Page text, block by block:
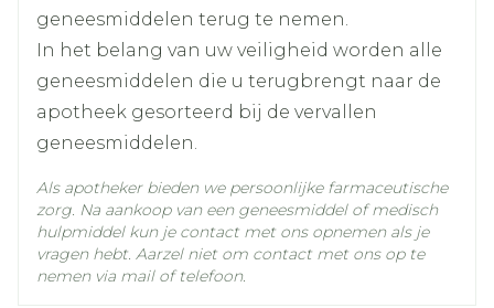
Behoud
Kamertemperatuur (15°C -
25°C)
geneesmiddelen terug te nemen.
In het belang van uw veiligheid worden alle
geneesmiddelen die u terugbrengt naar de
apotheek gesorteerd bij de vervallen
geneesmiddelen.
Als apotheker bieden we persoonlijke farmaceutische
zorg. Na aankoop van een geneesmiddel of medisch
hulpmiddel kun je contact met ons opnemen als je
vragen hebt. Aarzel niet om contact met ons op te
nemen via mail of telefoon.